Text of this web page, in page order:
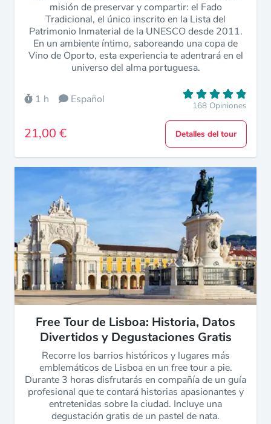
misión de preservar y compartir: el Fado
Tradicional, el único inscrito en la Lista del
Patrimonio Inmaterial de la UNESCO desde 2011.
En un ambiente íntimo, saboreando una copa de
Vino de Oporto, esta experiencia te adentrará en el
universo del alma portuguesa.
1 h Español 168 Opiniones
21,00 € Detalles del tour
Free Tour de Lisboa: Historia, Datos
Divertidos y Degustaciones Gratis
Recorre los barrios históricos y lugares más
emblemáticos de Lisboa en un free tour a pie.
Durante 3 horas disfrutarás en compañía de un guía
profesional que te contará historias apasionantes y
entretenidas sobre la ciudad. Incluye una
degustación gratis de un pastel de nata.